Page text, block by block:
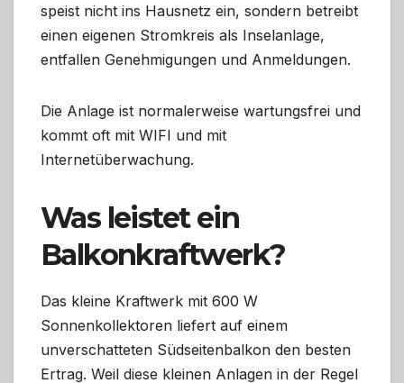
speist nicht ins Hausnetz ein, sondern betreibt
einen eigenen Stromkreis als Inselanlage,
entfallen Genehmigungen und Anmeldungen.
Die Anlage ist normalerweise wartungsfrei und
kommt oft mit WIFI und mit
Internetüberwachung.
Was leistet ein
Balkonkraftwerk?
Das kleine Kraftwerk mit 600 W
Sonnenkollektoren liefert auf einem
unverschatteten Südseitenbalkon den besten
Ertrag. Weil diese kleinen Anlagen in der Regel